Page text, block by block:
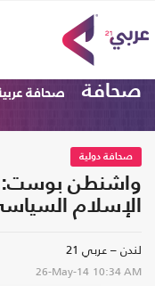
صحافة صحافة
صحافة دولية
واشنطن
الإسلام
لندن – عربي 21
26-May-14 10:34 AM